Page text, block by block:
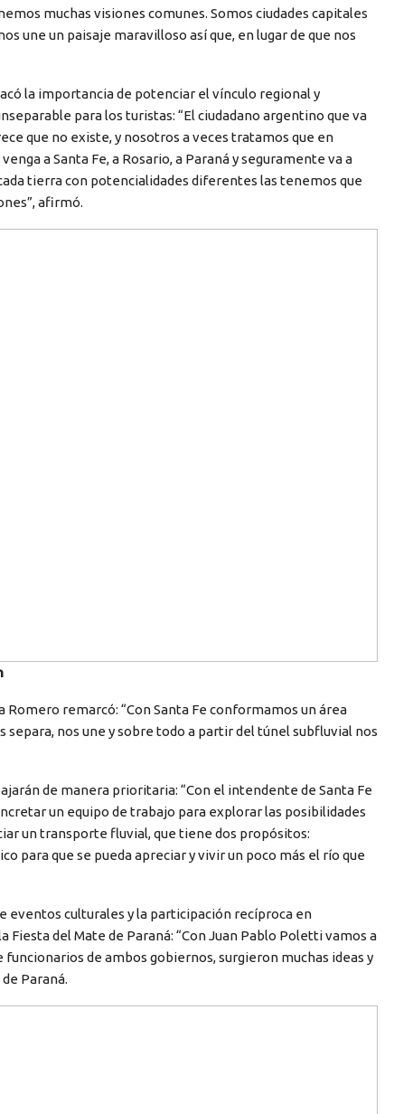
muchas visiones comunes. Somos ciudades capitales
une un paisaje maravilloso así que, en lugar de que nos
la importancia de potenciar el vínculo regional y
para los turistas: “El ciudadano argentino que va
que no existe, y nosotros a veces tratamos que en
a Santa Fe, a Rosario, a Paraná y seguramente va a
tierra con potencialidades diferentes las tenemos que
afirmó.
remarcó: “Con Santa Fe conformamos un área
nos une y sobre todo a partir del túnel subfluvial nos
de manera prioritaria: “Con el intendente de Santa Fe
un equipo de trabajo para explorar las posibilidades
un transporte fluvial, que tiene dos propósitos:
para que se pueda apreciar y vivir un poco más el río que
eventos culturales y la participación recíproca en
Fiesta del Mate de Paraná: “Con Juan Pablo Poletti vamos a
de ambos gobiernos, surgieron muchas ideas y
Paraná.